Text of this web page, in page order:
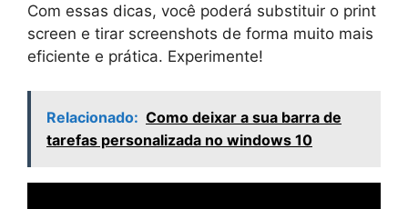
Com essas dicas, você poderá substituir o print
screen e tirar screenshots de forma muito mais
eficiente e prática. Experimente!
Relacionado: Como deixar a sua barra de
tarefas personalizada no windows 10